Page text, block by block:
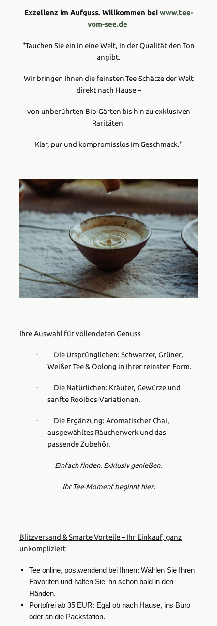
Exzellenz im Aufguss. Willkommen bei www.tee-
vom-see.de
"Tauchen Sie ein in eine Welt, in der Qualität den Ton
angibt.
Wir bringen Ihnen die feinsten Tee-Schätze der Welt
direkt nach Hause –
von unberührten Bio-Gärten bis hin zu exklusiven
Raritäten.
Klar, pur und kompromisslos im Geschmack."
Ihre Auswahl für vollendeten Genuss
· Die Ursprünglichen: Schwarzer, Grüner,
Weißer Tee & Oolong in ihrer reinsten Form.
· Die Natürlichen: Kräuter, Gewürze und
sanfte Rooibos-Variationen.
· Die Ergänzung: Aromatischer Chai,
ausgewähltes Räucherwerk und das
passende Zubehör.
Einfach finden. Exklusiv genießen.
Ihr Tee-Moment beginnt hier.
Blitzversand & Smarte Vorteile – Ihr Einkauf, ganz
unkompliziert
Tee online, postwendend bei Ihnen: Wählen Sie Ihren
Favoriten und halten Sie ihn schon bald in den
Händen.
Portofrei ab 35 EUR: Egal ob nach Hause, ins Büro
oder an die Packstation.